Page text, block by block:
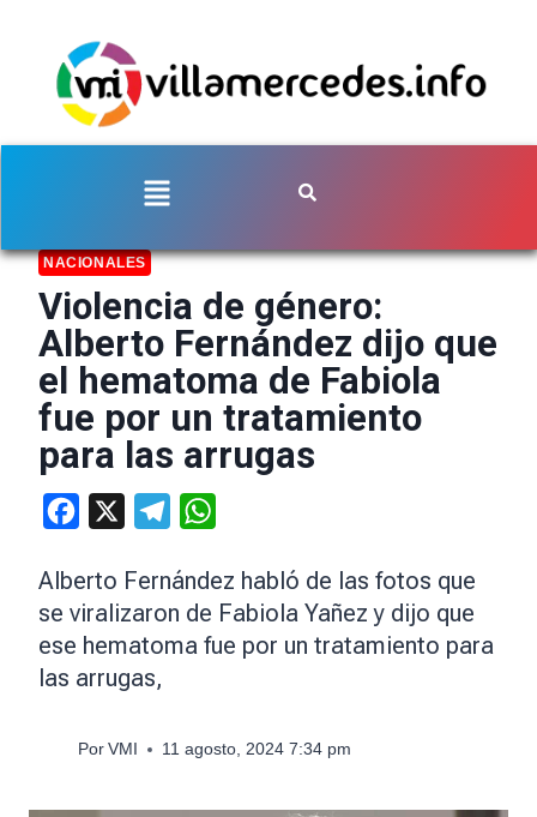
NACIONALES
Violencia de género:
Alberto Fernández dijo que
el hematoma de Fabiola
fue por un tratamiento
para las arrugas
Facebook Telegram
Alberto Fernández habló de las fotos que
se viralizaron de Fabiola Yañez y dijo que
ese hematoma fue por un tratamiento para
las arrugas,
Por VMI 11 agosto, 2024 7:34 pm